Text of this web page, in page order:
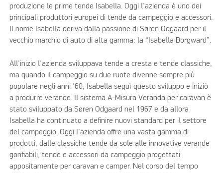
produzione le prime tende Isabella. Oggi l'azienda è uno dei
principali produttori europei di tende da campeggio e accessori.
Il nome Isabella deriva dalla passione di Søren Odgaard per il
vecchio marchio di auto di alta gamma: la “Isabella Borgward”.
All'inizio l'azienda sviluppava tende a cresta e tende classiche,
ma quando il campeggio su due ruote divenne sempre più
popolare negli anni '60, Isabella seguì questo sviluppo e iniziò
a produrre verande. Il sistema A-Misura Veranda per caravan è
stato sviluppato da Søren Odgaard nel 1967 e da allora
Isabella ha continuato a definire nuovi standard per il settore
del campeggio. Oggi l'azienda offre una vasta gamma di
prodotti, dalle classiche tende da sole alle innovative verande
gonfiabili, tende e accessori da campeggio progettati
appositamente per caravan e camper. Nel corso del tempo